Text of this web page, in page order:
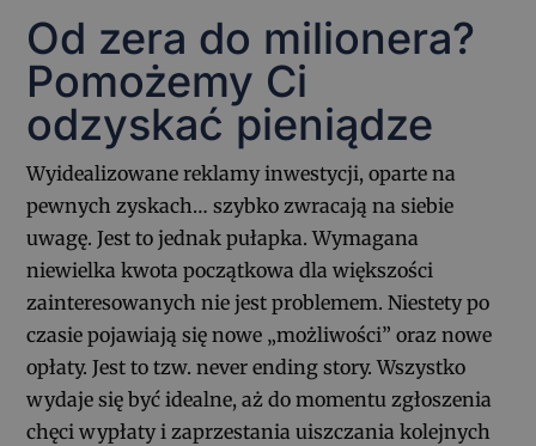
Od zera do milionera?
Pomożemy Ci
odzyskać pieniądze
Wyidealizowane reklamy inwestycji, oparte na
pewnych zyskach… szybko zwracają na siebie
uwagę. Jest to jednak pułapka. Wymagana
niewielka kwota początkowa dla większości
zainteresowanych nie jest problemem. Niestety po
czasie pojawiają się nowe „możliwości” oraz nowe
opłaty. Jest to tzw. never ending story. Wszystko
wydaje się być idealne, aż do momentu zgłoszenia
chęci wypłaty i zaprzestania uiszczania kolejnych